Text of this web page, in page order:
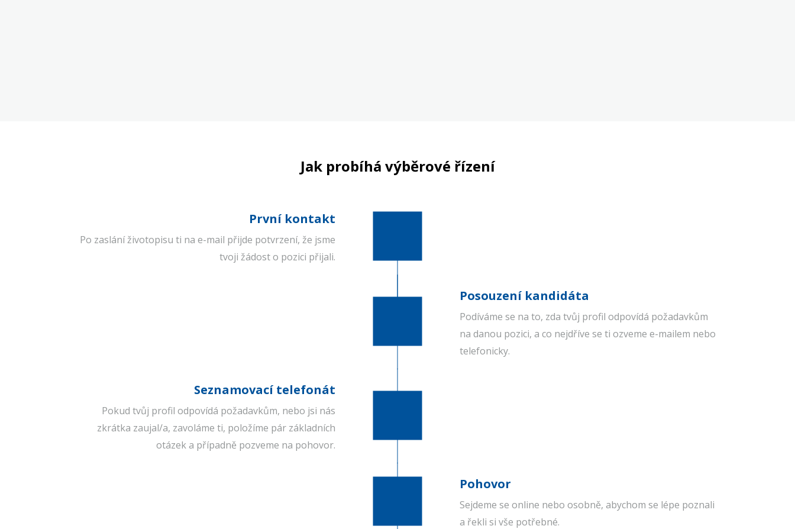
Jak probíhá výběrové řízení
První kontakt
Po zaslání životopisu ti na e-mail přijde potvrzení, že jsme
tvoji žádost o pozici přijali.
Posouzení kandidáta
Podíváme se na to, zda tvůj profil odpovídá požadavkům
na danou pozici, a co nejdříve se ti ozveme e-mailem nebo
telefonicky.
Seznamovací telefonát
Pokud tvůj profil odpovídá požadavkům, nebo jsi nás
zkrátka zaujal/a, zavoláme ti, položíme pár základních
otázek a případně pozveme na pohovor.
Pohovor
Sejdeme se online nebo osobně, abychom se lépe poznali
a řekli si vše potřebné.